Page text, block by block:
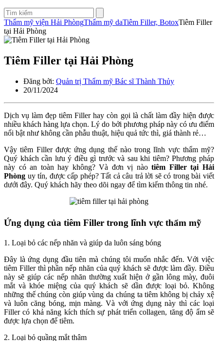
Thẩm mỹ viện Hải PhòngThẩm mỹ daTiêm Filler, BotoxTiêm Filler
tại Hải Phòng
Tiêm Filler tại Hải Phòng
Đăng bởi: Quản trị Thẩm mỹ Bác sĩ Thành Thủy
20/11/2024
Dịch vụ làm đẹp tiêm Filler hay còn gọi là chất làm đầy hiện được
nhiều khách hàng lựa chọn. Lý do bởi phương pháp này có ưu điểm
nổi bật như không cần phẫu thuật, hiệu quả tức thì, giá thành rẻ…
Vậy tiêm Filler được ứng dụng thế nào trong lĩnh vực thẩm mỹ?
Quý khách cần lưu ý điều gì trước và sau khi tiêm? Phương pháp
này có an toàn hay không? Và đơn vị nàotiêm Filler tại Hải
Phòng uy tín, được cấp phép? Tất cả câu trả lời sẽ có trong bài viết
dưới đây. Quý khách hãy theo dõi ngay để tìm kiếm thông tin nhé.
Ứng dụng của tiêm Filler trong lĩnh vực thẩm mỹ
1. Loại bỏ các nếp nhăn và giúp da luôn sáng bóng
Đây là ứng dụng đầu tiên mà chúng tôi muốn nhắc đến. Với việc
tiêm Filler thì phần nếp nhăn của quý khách sẽ được làm đầy. Điều
này sẽ giúp các nếp nhăn thường xuất hiện ở gần lông mày, đuôi
mắt và khóe miệng của quý khách sẽ dần được loại bỏ. Không
những thế chúng còn giúp vùng da chúng ta tiêm không bị chảy xệ
và luôn căng bóng, mịn màng. Và với ứng dụng này thì các loại
Filler có khả năng kích thích sự phát triển collagen, tăng độ ẩm sẽ
được lựa chọn để tiêm.
2. Loại bỏ quầng mắt thâm